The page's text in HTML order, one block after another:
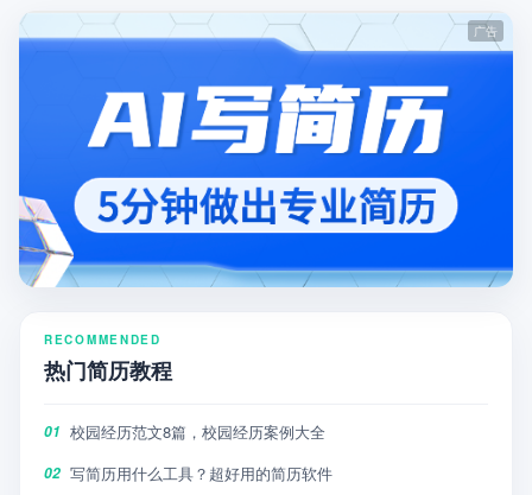
RECOMMENDED
热门简历教程
01 校园经历范文8篇，校园经历案例大全
02 写简历用什么工具？超好用的简历软件